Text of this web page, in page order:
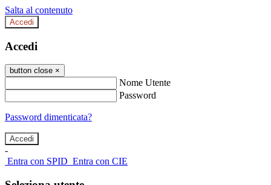
Salta al contenuto
Accedi
Accedi
button close ×
Nome Utente
Password
Password dimenticata?
-
Entra con SPID Entra con CIE